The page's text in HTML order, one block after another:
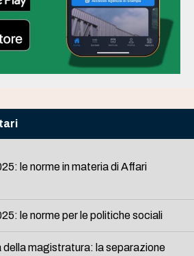
le norme in materia di Affari
le norme per le politiche sociali
della magistratura: la separazione